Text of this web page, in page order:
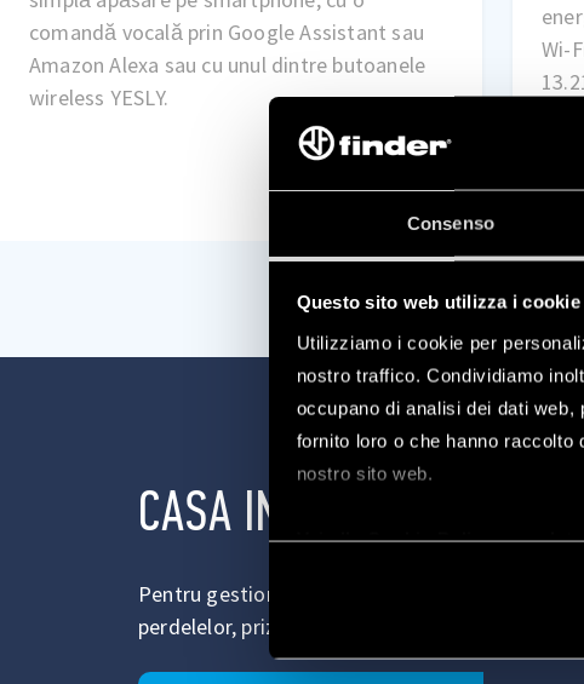
Consenso
Questo sito web utilizza i cookie
Utilizziamo i cookie per
nostro traffico. Condividiamo
occupano di analisi dei dati
fornito loro o che hanno
nostro sito web.
Vai alla Cookie Policy completa
energie de la distanță cu un termostat BLISS
Wi-Fi. Prin conectarea actuatorului Tipul
13.21.8.230.S000, poți gestiona cu ușurință un
sistem cu mai multe zone.
AFLĂ MAI MULTE
prin
CASA INTELIGENTĂ FINDER
Pentru gestionarea inteligentă a luminilor,
perdelelor, prizelor electrice și încuietorilor.